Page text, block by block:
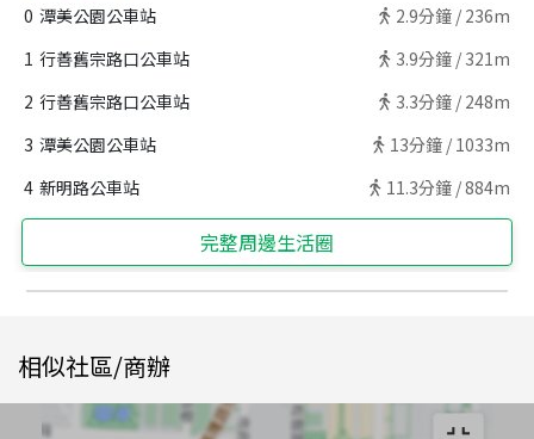
0 潭美公園公車站 2.9分鐘 / 236m
1 行善舊宗路口公車站 3.9分鐘 / 321m
2 行善舊宗路口公車站 3.3分鐘 / 248m
3 潭美公園公車站 13分鐘 / 1033m
4 新明路公車站 11.3分鐘 /884m
完整周邊生活圈
相似社區/商辦